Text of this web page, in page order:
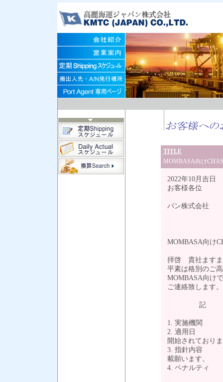
TITLE
MOMBASA向け
2022年10月吉日
お客様各位
パン株式会社
MOMBASA向け
拝啓 貴社ますま
平素は格別のご
MOMBASA向け
ご連絡致します。
1. 実施機関 ：
2. 適用日 ：
開始されており
3. 指針内容 ：
載願います。
4. ペナルティ